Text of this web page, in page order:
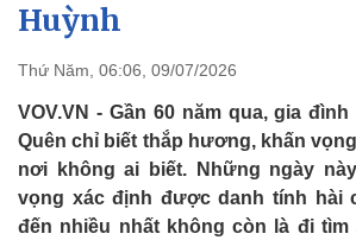
Quốc hội
Nhận diện sự thật
Huỳnh
Thứ Năm, 06:06, 09/07/2026
VOV.VN - Gần 60 năm qua, gia
Quên chỉ biết thắp hương, khấn
nơi không ai biết. Những ngày
vọng xác định được danh tính hài
đến nhiều nhất không còn là đi tìm